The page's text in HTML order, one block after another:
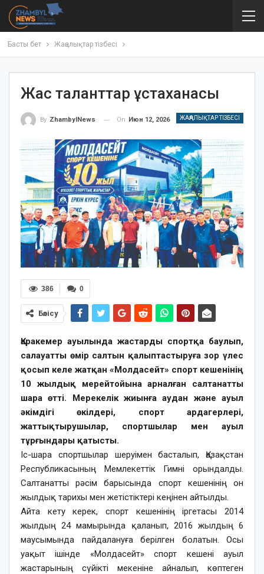
Басты бет Жаңалықтар тізбесі
Жас таланттар ұстаханасы
ЖАҢАЛЫҚТАР ТІЗБЕСІ
By ZhambylNews On Июн 12, 2026
0
386
Бөлісу
Қаракемер ауылында жастарды спортқа баулып,
салауатты өмір салтын қалыптастыруға зор үлес
қосып келе жатқан «Молдасейт» спорт кешенінің
10 жылдық мерейтойына арналған салтанатты
шара өтті. Мерекелік жиынға аудан және ауыл
әкімдігі өкілдері, спорт ардагерлері,
жаттықтырушылар, спортшылар мен ауыл
тұрғындары қатысты.
Іс-шара спортшылар шеруімен басталып, Қазақстан
Республикасының Мемлекеттік Гимні орындалды.
Салтанатты рәсім барысында спорт кешенінің он
жылдық тарихы мен жетістіктері кеңінен айтылды.
Айта кету керек, спорт кешенінің іргетасы 2014
жылдың 24 мамырында қаланып, 2016 жылдың 6
маусымында пайдалануға берілген болатын. Осы
уақыт ішінде «Молдасейт» спорт кешені ауыл
жастарының сүйікті мекеніне айналып, көптеген